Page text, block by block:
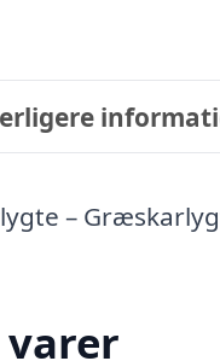
–
varer